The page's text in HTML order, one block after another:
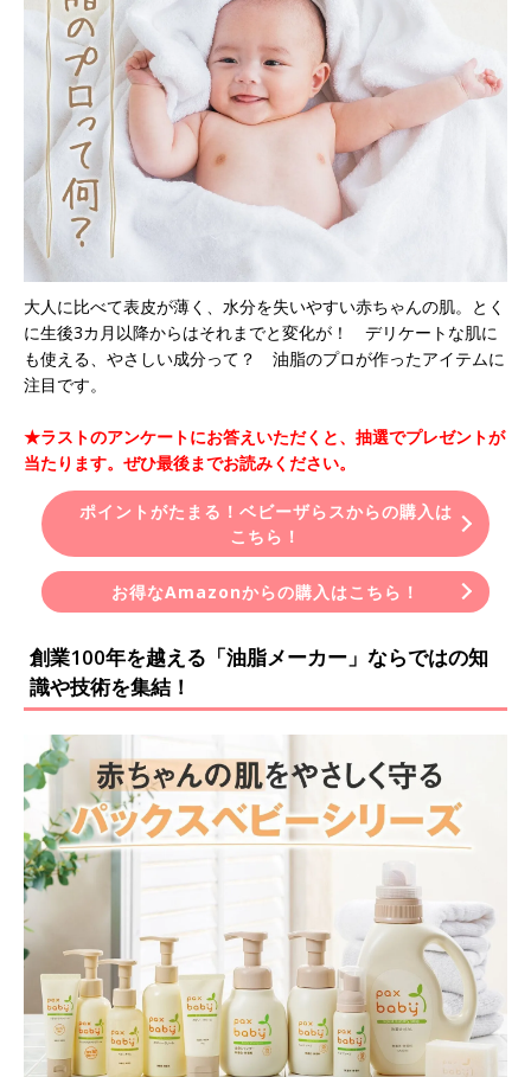
大人に比べて表皮が薄く、水分を失いやすい赤ちゃんの肌。とく
に生後3カ月以降からはそれまでと変化が！ デリケートな肌に
も使える、やさしい成分って？ 油脂のプロが作ったアイテムに
注目です。
★ラストのアンケートにお答えいただくと、抽選でプレゼントが
当たります。ぜひ最後までお読みください。
ポイントがたまる！ベビーザらスからの購入は
こちら！
お得なAmazonからの購入はこちら！
創業100年を越える「油脂メーカー」ならではの知
識や技術を集結！